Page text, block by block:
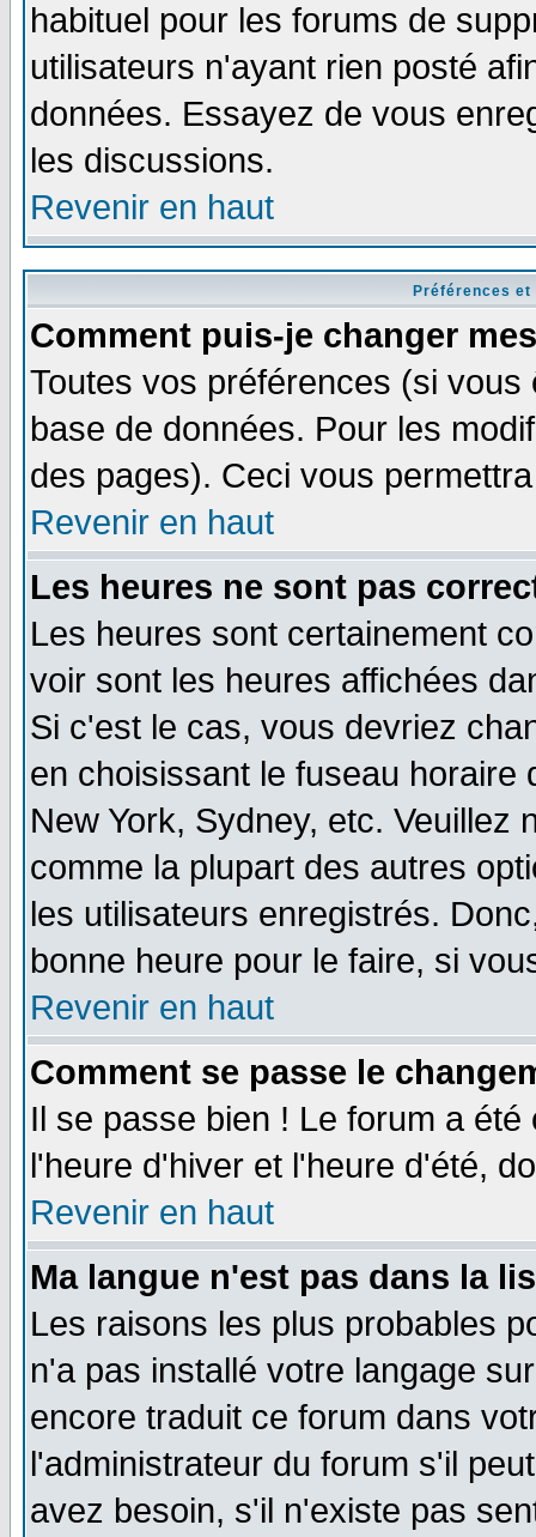
habituel pour les forums de
utilisateurs n'ayant rien posté
données. Essayez de vous
les discussions.
Revenir en haut
Préférences
Comment puis-je changer
Toutes vos préférences (si
base de données. Pour les
des pages). Ceci vous
Revenir en haut
Les heures ne sont pas
Les heures sont certainement
voir sont les heures affichées
Si c'est le cas, vous devriez
en choisissant le fuseau
New York, Sydney, etc. Veuillez
comme la plupart des autres
les utilisateurs enregistrés.
bonne heure pour le faire, si
Revenir en haut
Comment se passe le
Il se passe bien ! Le forum a
l'heure d'hiver et l'heure d'été,
Revenir en haut
Ma langue n'est pas dans la
Les raisons les plus probables
n'a pas installé votre langage
encore traduit ce forum dans
l'administrateur du forum s'il
avez besoin, s'il n'existe pas